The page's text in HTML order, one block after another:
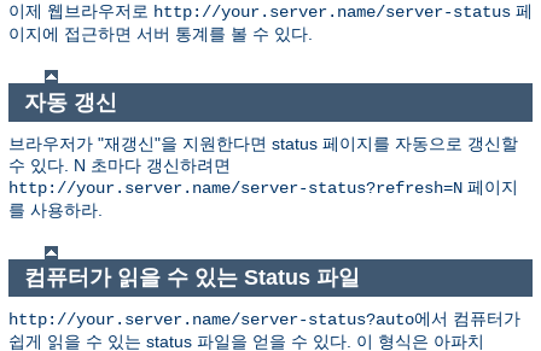
이제 웹브라우저로 http://your.server.name/server-status 페
이지에 접근하면 서버 통계를 볼 수 있다.
자동 갱신
브라우저가 "재갱신"을 지원한다면 status 페이지를 자동으로 갱신할
수 있다. N 초마다 갱신하려면
http://your.server.name/server-status?refresh=N 페이지
를 사용하라.
컴퓨터가 읽을 수 있는 Status 파일
http://your.server.name/server-status?auto에서 컴퓨터가
쉽게 읽을 수 있는 status 파일을 얻을 수 있다. 이 형식은 아파치